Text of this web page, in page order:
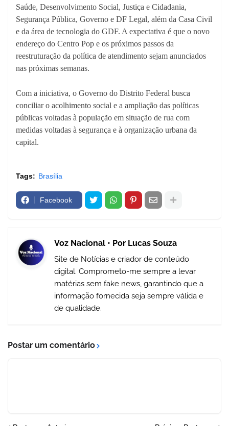
Saúde, Desenvolvimento Social, Justiça e Cidadania,
Segurança Pública, Governo e DF Legal, além da Casa Civil
e da área de tecnologia do GDF. A expectativa é que o novo
endereço do Centro Pop e os próximos passos da
reestruturação da política de atendimento sejam anunciados
nas próximas semanas.
Com a iniciativa, o Governo do Distrito Federal busca
conciliar o acolhimento social e a ampliação das políticas
públicas voltadas à população em situação de rua com
medidas voltadas à segurança e à organização urbana da
capital.
Tags: Brasília
Facebook
Voz Nacional • Por Lucas Souza
Site de Notícias e criador de conteúdo
digital. Comprometo-me sempre a levar
matérias sem fake news, garantindo que a
informação fornecida seja sempre válida e
de qualidade.
Postar um comentário